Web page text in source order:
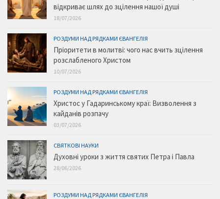
відкриває шлях до зцілення нашої душі
18/07/2026
РОЗДУМИ НАД РЯДКАМИ ЄВАНГЕЛІЯ
Пріоритети в молитві: чого нас вчить зцілення
розслабленого Христом
10/07/2026
РОЗДУМИ НАД РЯДКАМИ ЄВАНГЕЛІЯ
Христос у Гадаринському краї: Визволення з
кайданів розпачу
03/07/2026
СВЯТКОВІ НАУКИ
Духовні уроки з життя святих Петра і Павла
28/06/2026
РОЗДУМИ НАД РЯДКАМИ ЄВАНГЕЛІЯ